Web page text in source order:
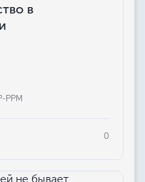
в
PPM
0